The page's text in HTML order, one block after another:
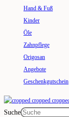
Hand & Fuß
Kinder
Öle
Zahnpflege
Origosan
Angebote
Geschenkgutschein
Suche